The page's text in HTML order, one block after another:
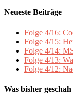
Neueste Beiträge
Folge 4/16:
Folge 4/15:
Folge 4/14:
Folge 4/13:
Folge 4/12:
Was bisher geschah